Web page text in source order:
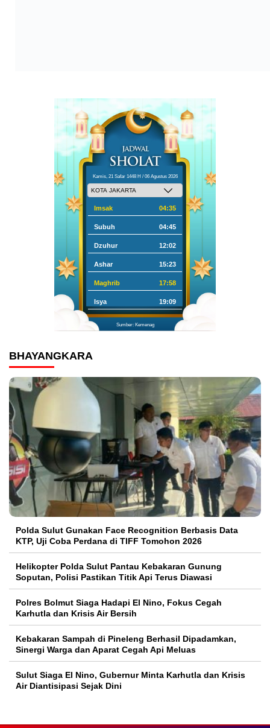
Kamis, 21 Safar 1448 H / 06 Agustus 2026
Imsak 04:35
Subuh 04:45
Dzuhur 12:02
Ashar 15:23
Maghrib 17:58
Isya 19:09
Sumber: Kemenag
BHAYANGKARA
Polda Sulut Gunakan Face Recognition Berbasis Data
KTP, Uji Coba Perdana di TIFF Tomohon 2026
Helikopter Polda Sulut Pantau Kebakaran Gunung
Soputan, Polisi Pastikan Titik Api Terus Diawasi
Polres Bolmut Siaga Hadapi El Nino, Fokus Cegah
Karhutla dan Krisis Air Bersih
Kebakaran Sampah di Pineleng Berhasil Dipadamkan,
Sinergi Warga dan Aparat Cegah Api Meluas
Sulut Siaga El Nino, Gubernur Minta Karhutla dan Krisis
Air Diantisipasi Sejak Dini